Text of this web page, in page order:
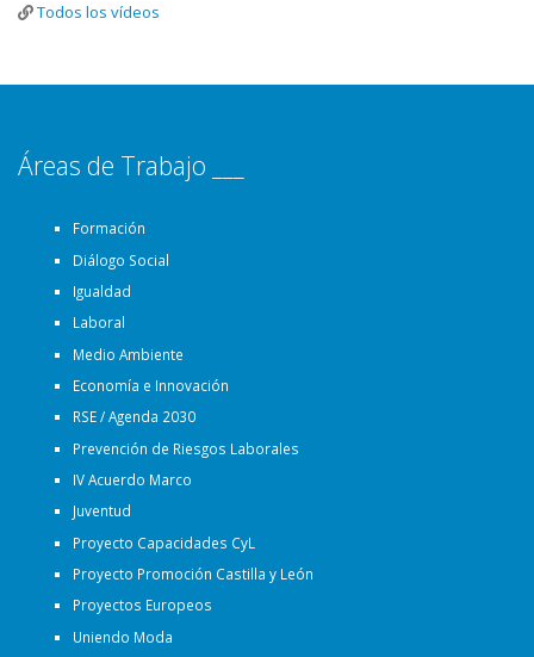
Todos los vídeos
Áreas de Trabajo ___
Formación
Diálogo Social
Igualdad
Laboral
Medio Ambiente
Economía e Innovación
RSE / Agenda 2030
Prevención de Riesgos Laborales
IV Acuerdo Marco
Juventud
Proyecto Capacidades CyL
Proyecto Promoción Castilla y León
Proyectos Europeos
Uniendo Moda